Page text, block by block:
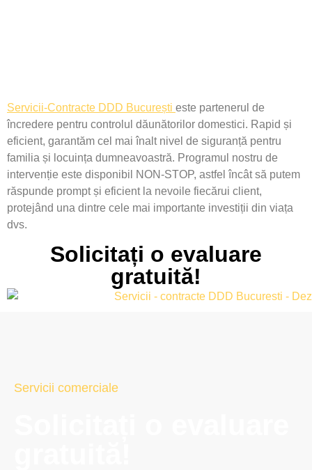
Servicii-Contracte DDD București este partenerul de
încredere pentru controlul dăunătorilor domestici. Rapid și
eficient, garantăm cel mai înalt nivel de siguranță pentru
familia și locuința dumneavoastră. Programul nostru de
intervenție este disponibil NON-STOP, astfel încât să putem
răspunde prompt și eficient la nevoile fiecărui client,
protejând una dintre cele mai importante investiții din viața
dvs.
Solicitați o evaluare
gratuită!
Servicii comerciale